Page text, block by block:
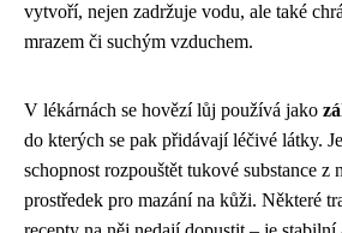
vytvoří, nejen zadržuje vodu, ale také
mrazem či suchým vzduchem.
V lékárnách se hovězí lůj používá jako
do kterých se pak přidávají léčivé látky.
schopnost rozpouštět tukové substance z
prostředek pro mazání na kůži. Některé